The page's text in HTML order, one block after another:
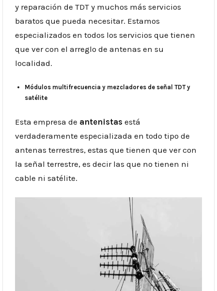
y reparación de TDT y muchos más servicios
baratos que pueda necesitar. Estamos
especializados en todos los servicios que tienen
que ver con el arreglo de antenas en su
localidad.
Módulos multifrecuencia y mezcladores de señal TDT y
satélite
Esta empresa de antenistas está
verdaderamente especializada en todo tipo de
antenas terrestres, estas que tienen que ver con
la señal terrestre, es decir las que no tienen ni
cable ni satélite.